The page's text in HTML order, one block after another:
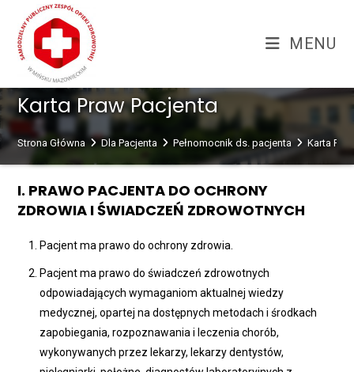
treści
content
MENU
Karta Praw Pacjenta
Strona Główna Dla Pacjenta Pełnomocnik ds. pacjenta Karta
I. PRAWO PACJENTA DO OCHRONY
ZDROWIA I ŚWIADCZEŃ ZDROWOTNYCH
Pacjent ma prawo do ochrony zdrowia.
Pacjent ma prawo do świadczeń zdrowotnych
odpowiadających wymaganiom aktualnej wiedzy
medycznej, opartej na dostępnych metodach i środkach
zapobiegania, rozpoznawania i leczenia chorób,
wykonywanych przez lekarzy, lekarzy dentystów,